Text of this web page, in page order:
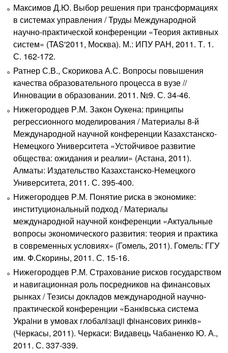
Максимов Д.Ю. Выбор решения при трансформациях
в системах управления / Труды Международной
научно-практической конференции «Теория активных
систем» (TAS'2011, Москва). М.: ИПУ РАН, 2011. Т. 1.
С. 162-172.
Ратнер С.В., Скорикова А.С. Вопросы повышения
качества образовательного процесса в вузе //
Инновации в образовании. 2011. №9. С. 34-46.
Нижегородцев Р.М. Закон Оукена: принципы
регрессионного моделирования / Материалы 8-й
Международной научной конференции Казахстанско-
Немецкого Университета «Устойчивое развитие
общества: ожидания и реалии» (Астана, 2011).
Алматы: Издательство Казахстанско-Немецкого
Университета, 2011. С. 395-400.
Нижегородцев Р.М. Понятие риска в экономике:
институциональный подход / Материалы
международной научной конференции «Актуальные
вопросы экономического развития: теория и практика
в современных условиях» (Гомель, 2011). Гомель: ГГУ
им. Ф.Скорины, 2011. С. 15-16.
Нижегородцев Р.М. Страхование рисков государством
и навигационная роль посредников на финансовых
рынках / Тезисы докладов международной научно-
практической конференции «Банкiвська система
Украiни в умовах глобалiзацii фiнансових ринкiв»
(Черкасы, 2011). Черкаси: Видавець Чабаненко Ю. А.,
2011. С. 337-339.